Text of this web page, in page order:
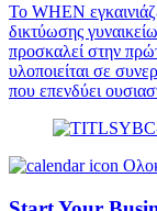
Το WHEN
δικτύωσης
προσκαλεί στην
υλοποιείται σε
που επενδύει